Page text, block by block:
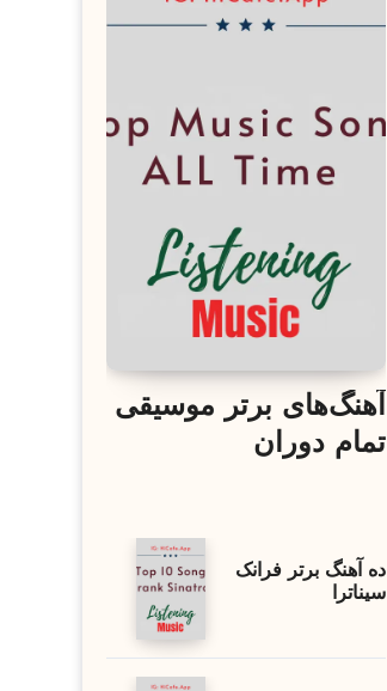
آهنگ‌های برتر موسیقی
تمام دوران
ده آهنگ برتر فرانک
سیناترا